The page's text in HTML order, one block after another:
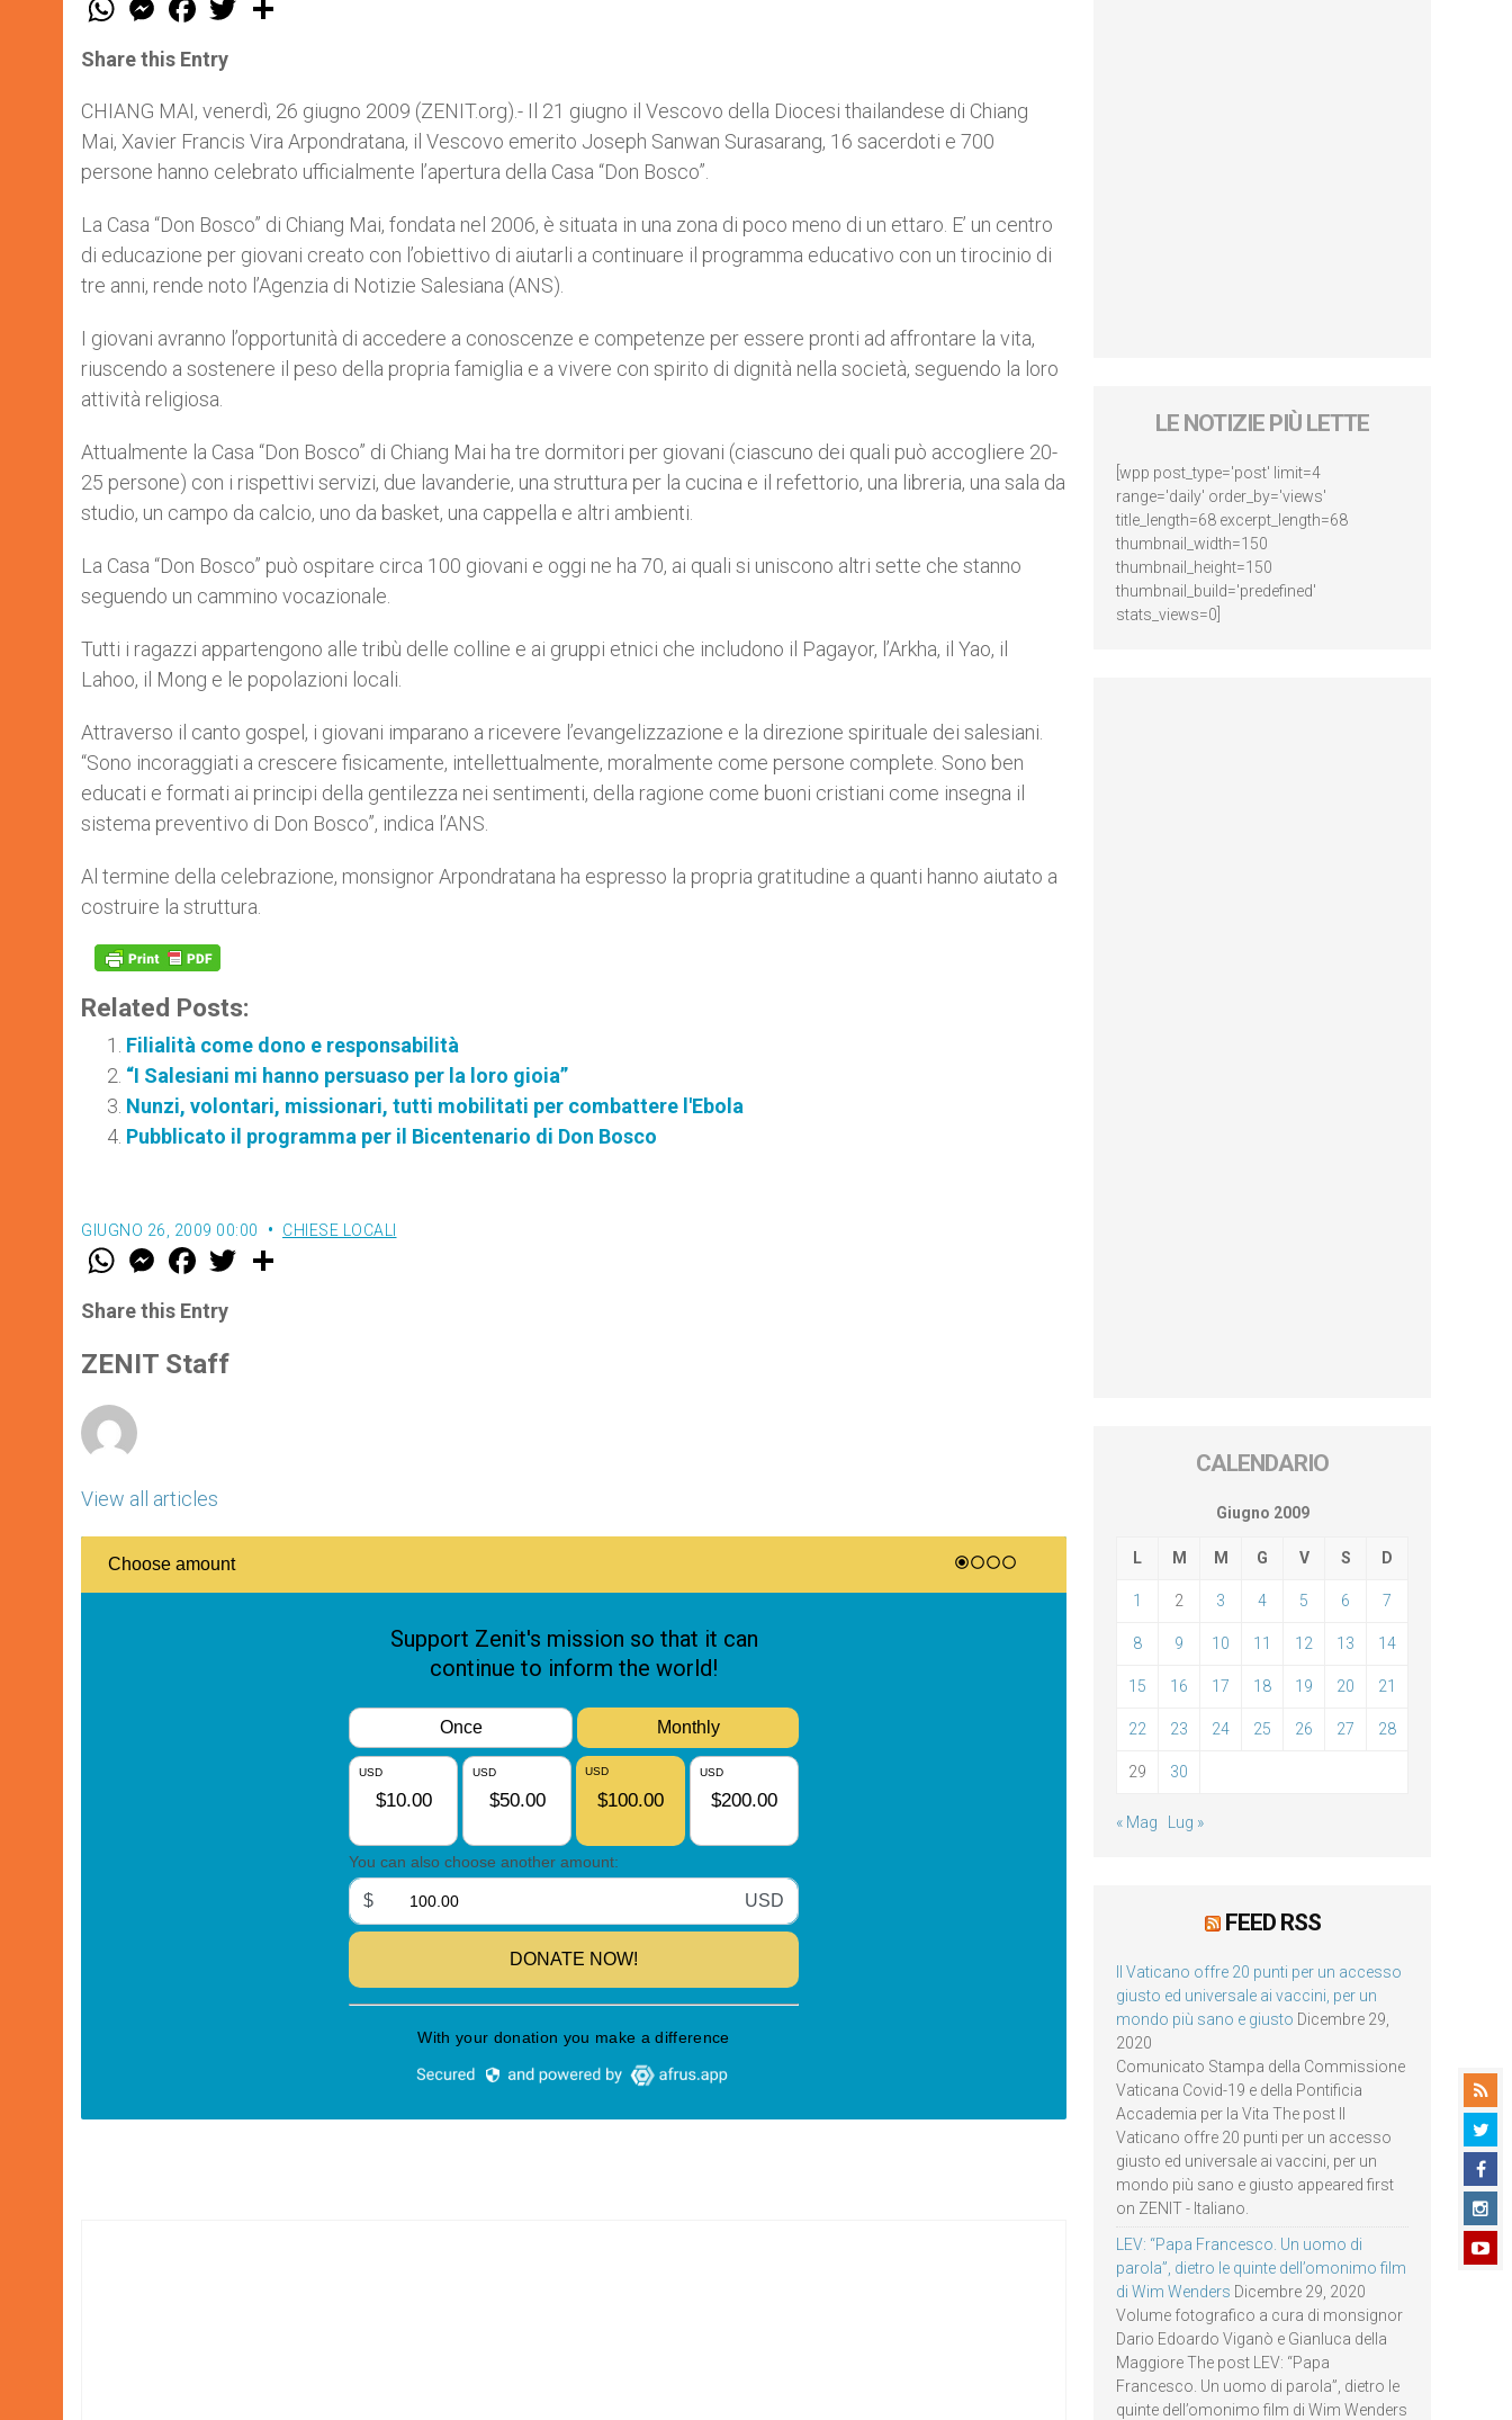
t
s
p
p
e
s
e
g
e
r
a
e
b
o
k
w
r
Share this Entry
CHIANG MAI, venerdì, 26 giugno 2009 (ZENIT.org).- Il 21 giugno il Vescovo della Diocesi thailandese di Chiang
Mai, Xavier Francis Vira Arpondratana, il Vescovo emerito Joseph Sanwan Surasarang, 16 sacerdoti e 700
persone hanno celebrato ufficialmente l’apertura della Casa “Don Bosco”.
La Casa “Don Bosco” di Chiang Mai, fondata nel 2006, è situata in una zona di poco meno di un ettaro. E’ un centro
di educazione per giovani creato con l’obiettivo di aiutarli a continuare il programma educativo con un tirocinio di
tre anni, rende noto l’Agenzia di Notizie Salesiana (ANS).
I giovani avranno l’opportunità di accedere a conoscenze e competenze per essere pronti ad affrontare la vita,
riuscendo a sostenere il peso della propria famiglia e a vivere con spirito di dignità nella società, seguendo la loro
attività religiosa.
Attualmente la Casa “Don Bosco” di Chiang Mai ha tre dormitori per giovani (ciascuno dei quali può accogliere 20-
25 persone) con i rispettivi servizi, due lavanderie, una struttura per la cucina e il refettorio, una libreria, una sala da
studio, un campo da calcio, uno da basket, una cappella e altri ambienti.
La Casa “Don Bosco” può ospitare circa 100 giovani e oggi ne ha 70, ai quali si uniscono altri sette che stanno
seguendo un cammino vocazionale.
Tutti i ragazzi appartengono alle tribù delle colline e ai gruppi etnici che includono il Pagayor, l’Arkha, il Yao, il
Lahoo, il Mong e le popolazioni locali.
Attraverso il canto gospel, i giovani imparano a ricevere l’evangelizzazione e la direzione spirituale dei salesiani.
“Sono incoraggiati a crescere fisicamente, intellettualmente, moralmente come persone complete. Sono ben
educati e formati ai principi della gentilezza nei sentimenti, della ragione come buoni cristiani come insegna il
sistema preventivo di Don Bosco”, indica l’ANS.
Al termine della celebrazione, monsignor Arpondratana ha espresso la propria gratitudine a quanti hanno aiutato a
costruire la struttura.
Related Posts:
Filialità come dono e responsabilità
“I Salesiani mi hanno persuaso per la loro gioia”
Nunzi, volontari, missionari, tutti mobilitati per combattere l'Ebola
Pubblicato il programma per il Bicentenario di Don Bosco
GIUGNO 26, 2009 00:00 CHIESE LOCALI
W
t
s
p
p
M
e
s
e
g
e
F
a
e
b
o
k
w
Share this Entry
ZENIT Staff
View all articles
LE NOTIZIE PIÙ LETTE
[wpp post_type='post' limit=4
range='daily' order_by='views'
title_length=68 excerpt_length=68
thumbnail_width=150
thumbnail_height=150
thumbnail_build='predefined'
stats_views=0]
CALENDARIO
Giugno 2009
L M M G V S D
1 2 3 4 5 6 7
8 9 10 11 12 13 14
15 16 17 18 19 20 21
22 23 24 25 26 27 28
29 30
« Mag Lug »
FEED RSS
Il Vaticano offre 20 punti per un accesso
giusto ed universale ai vaccini, per un
mondo più sano e giusto Dicembre 29,
2020
Comunicato Stampa della Commissione
Vaticana Covid-19 e della Pontificia
Accademia per la Vita The post Il
Vaticano offre 20 punti per un accesso
giusto ed universale ai vaccini, per un
mondo più sano e giusto appeared first
on ZENIT - Italiano.
LEV: “Papa Francesco. Un uomo di
parola”, dietro le quinte dell’omonimo film
di Wim Wenders Dicembre 29, 2020
Volume fotografico a cura di monsignor
Dario Edoardo Viganò e Gianluca della
Maggiore The post LEV: “Papa
Francesco. Un uomo di parola”, dietro le
quinte dell’omonimo film di Wim Wenders